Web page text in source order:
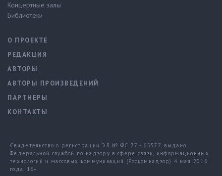
Концертные залы
Библиотеки
О ПРОЕКТЕ
РЕДАКЦИЯ
АВТОРЫ
АВТОРЫ ПРОИЗВЕДЕНИЙ
ПАРТНЕРЫ
КОНТАКТЫ
Свидетельство о регистрации ЭЛ № ФС 77 - 65577, выдано
Федеральной службой по надзору в сфере связи, информационных
технологий и массовых коммуникаций (Роскомнадзор) 4 мая 2016
года. 16+